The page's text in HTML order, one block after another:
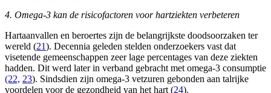
4. Omega-3 kan de risicofactoren voor hartziekten verbeteren
Hartaanvallen en beroertes zijn de belangrijkste doodsoorzaken ter
wereld (21). Decennia geleden stelden onderzoekers vast dat
visetende gemeenschappen zeer lage percentages van deze ziekten
hadden. Dit werd later in verband gebracht met omega-3 consumptie
(22, 23). Sindsdien zijn omega-3 vetzuren gebonden aan talrijke
voordelen voor de gezondheid van het hart (24).